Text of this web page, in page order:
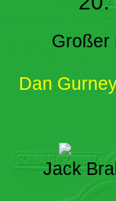
Großer
Dan
Jack